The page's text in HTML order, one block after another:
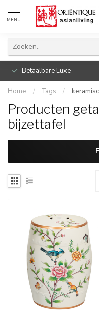
MENU
Betaalbare Luxe
Home / Tags /
Producten
bijzettafel